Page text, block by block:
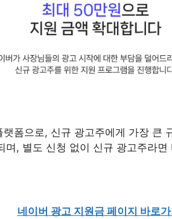
폼으로, 신규 광고주에게 가장 큰
며, 별도 신청 없이 신규 광고주라면
네이버 광고 지원금 페이지 바로가